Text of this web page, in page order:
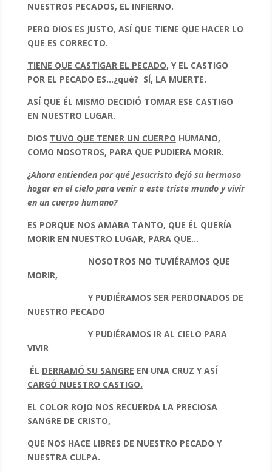
NUESTROS PECADOS, EL INFIERNO.
PERO DIOS ES JUSTO, ASÍ QUE TIENE QUE HACER LO
QUE ES CORRECTO.
TIENE QUE CASTIGAR EL PECADO, Y EL CASTIGO
POR EL PECADO ES…¿qué? SÍ, LA MUERTE.
ASÍ QUE ÉL MISMO DECIDIÓ TOMAR ESE CASTIGO
EN NUESTRO LUGAR.
DIOS TUVO QUE TENER UN CUERPO HUMANO,
COMO NOSOTROS, PARA QUE PUDIERA MORIR.
¿Ahora entienden por qué Jesucristo dejó su hermoso
hogar en el cielo para venir a este triste mundo y vivir
en un cuerpo humano?
ES PORQUE NOS AMABA TANTO, QUE ÉL QUERÍA
MORIR EN NUESTRO LUGAR, PARA QUE…
NOSOTROS NO TUVIÉRAMOS QUE
MORIR,
Y PUDIÉRAMOS SER PERDONADOS DE
NUESTRO PECADO
Y PUDIÉRAMOS IR AL CIELO PARA
VIVIR
ÉL DERRAMÓ SU SANGRE EN UNA CRUZ Y ASÍ
CARGÓ NUESTRO CASTIGO.
EL COLOR ROJO NOS RECUERDA LA PRECIOSA
SANGRE DE CRISTO,
QUE NOS HACE LIBRES DE NUESTRO PECADO Y
NUESTRA CULPA.